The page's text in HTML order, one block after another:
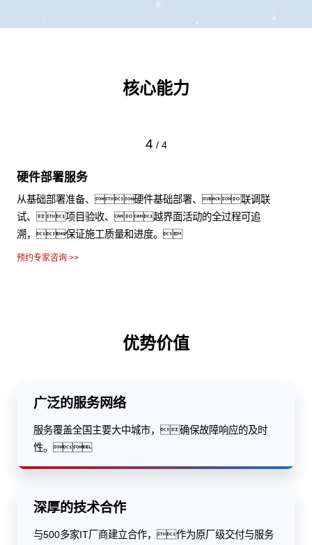
核心能力
4 / 4
硬件部署服务
从基础部署准备、硬件基础部署、联调联
试、项目验收、越界面活动的全过程可追
溯，保证施工质量和进度。
预约专家咨询 >>
优势价值
广泛的服务网络
服务覆盖全国主要大中城市，确保故障响应的及时
性。
深厚的技术合作
与500多家IT厂商建立合作，作为原厂级交付与服务